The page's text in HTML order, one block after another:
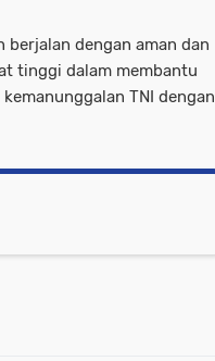
dengan aman dan
tinggi dalam membantu
TNI dengan